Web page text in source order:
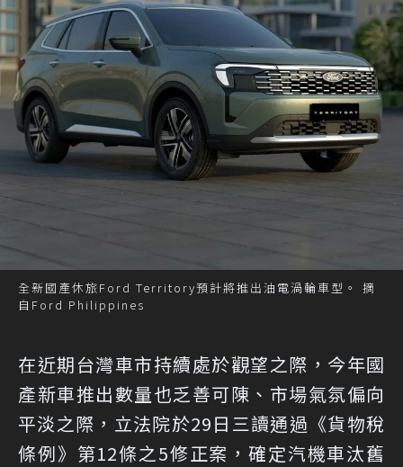
全新國產休旅Ford Territory預計將推出油電渦輪車型。 摘
自Ford Philippines
在近期台灣車市持續處於觀望之際，今年國
產新車推出數量也乏善可陳、市場氣氛偏向
平淡之際，立法院於29日三讀通過《貨物稅
條例》第12條之5修正案，確定汽機車汰舊